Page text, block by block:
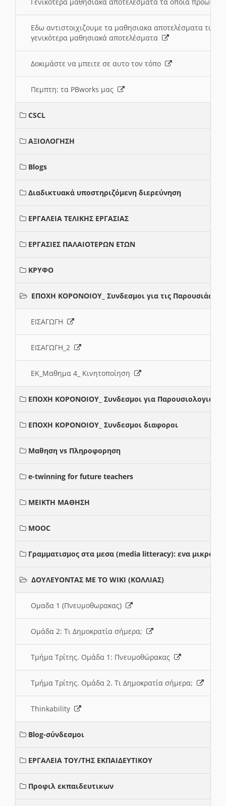
Εδω αντιστοιχιζουμε τα μαθησιακα αποτελέσματα
γενικότερα μαθησιακά αποτελέσματα
Δοκιμάστε να μπειτε σε αυτο τον τόπο
Πεμπτη: τα PBworks μας
CSCL
ΑΞΙΟΛΟΓΗΣΗ
Blogs
Διαδικτυακά υποστηριζόμενη διερεύνηση
ΕΡΓΑΛΕΙΑ ΤΕΛΙΚΗΣ ΕΡΓΑΣΙΑΣ
ΕΡΓΑΣΙΕΣ ΠΑΛΑΙΟΤΕΡΩΝ ΕΤΩΝ
ΚΡΥΦΟ
ΕΠΟΧΗ ΚΟΡΟΝΟΙΟΥ_ Συνδεσμοι για τις Παρουσιάσεις
ΕΙΣΑΓΩΓΗ
ΕΙΣΑΓΩΓΗ_2
ΕΚ_Μαθημα 4_ Κινητοποίηση
ΕΠΟΧΗ ΚΟΡΟΝΟΙΟΥ_ Συνδεσμοι για Παρουσιολογια
ΕΠΟΧΗ ΚΟΡΟΝΟΙΟΥ_ Συνδεσμοι διαφοροι
Μαθηση vs Πληροφορηση
e-twinning for future teachers
ΜΕΙΚΤΗ ΜΑΘΗΣΗ
MOOC
Γραμματισμος στα μεσα (media litteracy): ενα μικρο
ΔΟΥΛΕΥΟΝΤΑΣ ΜΕ ΤΟ WIKI (ΚΟΛΛΙΑΣ)
Ομαδα 1 (Πνευμοθωρακας)
Ομάδα 2: Τι Δημοκρατία σήμερα;
Τμήμα Τρίτης. Ομάδα 1: Πνευμοθώρακας
Τμήμα Τρίτης. Ομάδα 2. Τι Δημοκρατία σήμερα;
Thinkability
Blog-σύνδεσμοι
ΕΡΓΑΛΕΙΑ ΤΟΥ/ΤΗΣ ΕΚΠΑΙΔΕΥΤΙΚΟΥ
Προφιλ εκπαιδευτικων